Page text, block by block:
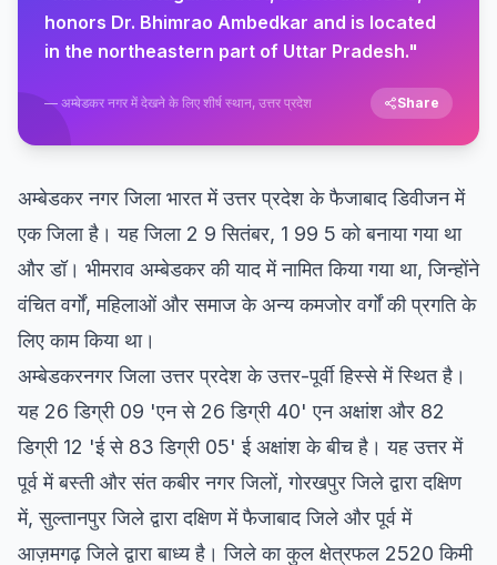
honors Dr. Bhimrao Ambedkar and is located
in the northeastern part of Uttar Pradesh."
— अम्बेडकर नगर में देखने के लिए शीर्ष स्थान, उत्तर प्रदेश Share
अम्बेडकर नगर जिला भारत में उत्तर प्रदेश के फैजाबाद डिवीजन में
एक जिला है। यह जिला 2 9 सितंबर, 1 99 5 को बनाया गया था
और डॉ। भीमराव अम्बेडकर की याद में नामित किया गया था, जिन्होंने
वंचित वर्गों, महिलाओं और समाज के अन्य कमजोर वर्गों की प्रगति के
लिए काम किया था।
अम्बेडकरनगर जिला उत्तर प्रदेश के उत्तर-पूर्वी हिस्से में स्थित है।
यह 26 डिग्री 09 'एन से 26 डिग्री 40' एन अक्षांश और 82
डिग्री 12 'ई से 83 डिग्री 05' ई अक्षांश के बीच है। यह उत्तर में
पूर्व में बस्ती और संत कबीर नगर जिलों, गोरखपुर जिले द्वारा दक्षिण
में, सुल्तानपुर जिले द्वारा दक्षिण में फैजाबाद जिले और पूर्व में
आज़मगढ़ जिले द्वारा बाध्य है। जिले का कुल क्षेत्रफल 2520 किमी